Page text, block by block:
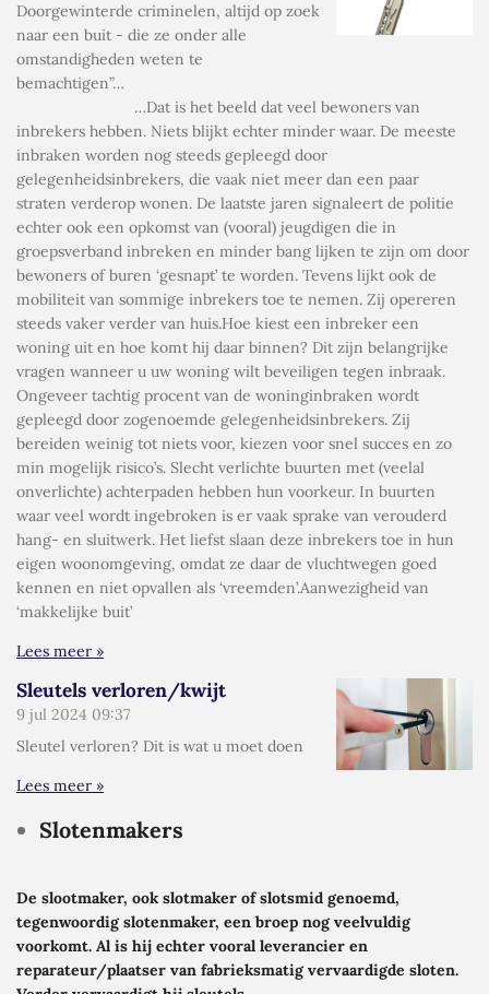
Doorgewinterde criminelen, altijd op zoek
naar een buit - die ze onder alle
omstandigheden weten te
bemachtigen”…
…Dat is het beeld dat veel bewoners van
inbrekers hebben. Niets blijkt echter minder waar. De meeste
inbraken worden nog steeds gepleegd door
gelegenheidsinbrekers, die vaak niet meer dan een paar
straten verderop wonen. De laatste jaren signaleert de politie
echter ook een opkomst van (vooral) jeugdigen die in
groepsverband inbreken en minder bang lijken te zijn om door
bewoners of buren ‘gesnapt’ te worden. Tevens lijkt ook de
mobiliteit van sommige inbrekers toe te nemen. Zij opereren
steeds vaker verder van huis.Hoe kiest een inbreker een
woning uit en hoe komt hij daar binnen? Dit zijn belangrijke
vragen wanneer u uw woning wilt beveiligen tegen inbraak.
Ongeveer tachtig procent van de woninginbraken wordt
gepleegd door zogenoemde gelegenheidsinbrekers. Zij
bereiden weinig tot niets voor, kiezen voor snel succes en zo
min mogelijk risico’s. Slecht verlichte buurten met (veelal
onverlichte) achterpaden hebben hun voorkeur. In buurten
waar veel wordt ingebroken is er vaak sprake van verouderd
hang- en sluitwerk. Het liefst slaan deze inbrekers toe in hun
eigen woonomgeving, omdat ze daar de vluchtwegen goed
kennen en niet opvallen als ‘vreemden’.Aanwezigheid van
‘makkelijke buit’
Lees meer »
Sleutels verloren/kwijt
9 jul 2024 09:37
Sleutel verloren? Dit is wat u moet doen
Lees meer »
Slotenmakers
De slootmaker, ook slotmaker of slotsmid genoemd,
tegenwoordig slotenmaker, een broep nog veelvuldig
voorkomt. Al is hij echter vooral leverancier en
reparateur/plaatser van fabrieksmatig vervaardigde sloten.